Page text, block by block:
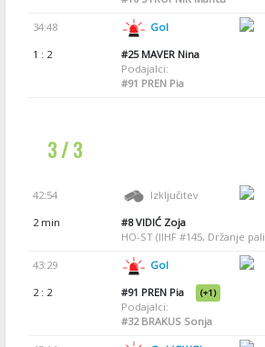
34:48 Gol
1 : 2
#25MAVER Nina
Podajalci:
#91 PREN Pia
3 / 3
42:54 Izključitev
2 min
#8VIDIĆ Zoja
HO-ST (IIHF #145, Držanje
43:29 Gol
2 : 2
#91 PREN Pia (+1)
Podajalci:
#32BRAKUS Sonja